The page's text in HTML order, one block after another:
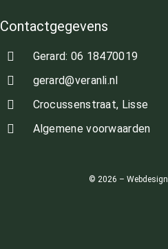
Contactgegevens
Gerard: 06 18470019
gerard@veranli.nl
Crocussenstraat, Lisse
Algemene voorwaarden
© 2026 – Webdesign